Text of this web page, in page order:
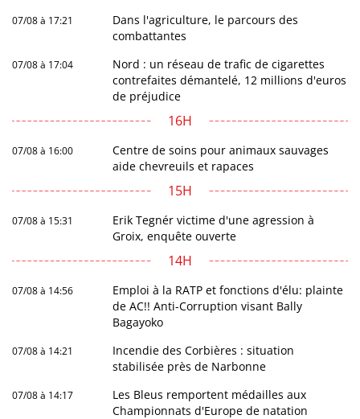
07/08 à 17:21
Dans l'agriculture, le parcours des
combattantes
07/08 à 17:04
Nord : un réseau de trafic de cigarettes
contrefaites démantelé, 12 millions d'euros
de préjudice
16H
07/08 à 16:00
Centre de soins pour animaux sauvages
aide chevreuils et rapaces
15H
07/08 à 15:31
Erik Tegnér victime d'une agression à
Groix, enquête ouverte
14H
07/08 à 14:56
Emploi à la RATP et fonctions d'élu: plainte
de AC!! Anti-Corruption visant Bally
Bagayoko
07/08 à 14:21
Incendie des Corbières : situation
stabilisée près de Narbonne
07/08 à 14:17
Les Bleus remportent médailles aux
Championnats d'Europe de natation